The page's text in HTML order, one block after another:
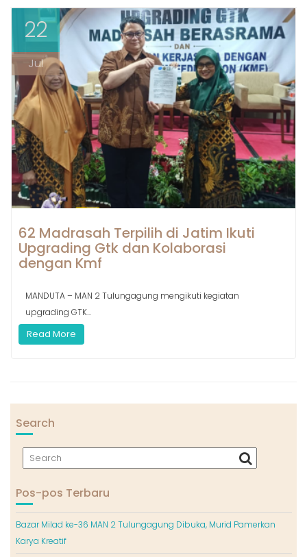
22
Jul
62 Madrasah Terpilih di Jatim Ikuti
Upgrading Gtk dan Kolaborasi
dengan Kmf
MANDUTA – MAN 2 Tulungagung mengikuti kegiatan
upgrading GTK...
Read More
Search
Pos-pos Terbaru
Bazar Milad ke-36 MAN 2 Tulungagung Dibuka, Murid Pamerkan
Karya Kreatif